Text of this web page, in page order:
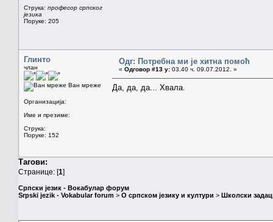
Струка: професор српског
језика
Поруке: 205
Глинто
члан
Ван мреже
Организација:
Име и презиме:
Струка:
Поруке: 152
Одг: Потребна ми је хитна помоћ
« Одговор #13 у: 03.40 ч. 09.07.2012. »
Да, да, да... Хвала.
Тагови:
Странице: [1]
Српски језик - Вокабулар форум
Srpski jezik - Vokabular forum > О српском језику и култури > Школски